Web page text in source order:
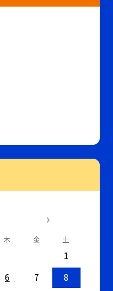
木 金 土
1
6 7
8